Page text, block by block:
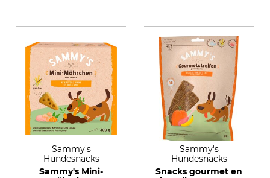
Sammy's
Hundesnacks
Sammy's Mini-
Sammy's
Hundesnacks
Snacks gourmet en